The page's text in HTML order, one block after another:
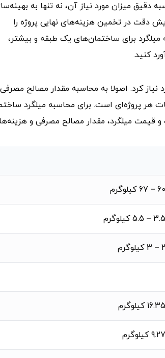
میزان مورد نیاز آن، نه تنها به
دقت در تخمین هزینه‌های نهایی پروژه را
میلگرد برای ساختمان‌های یک طبقه و بیشتر،
کنید.
نیاز کرد. اصولا به محاسبه مقدار مصالح مصرفی
هر پروژه‌ای است. برای محاسبه میلگرد
و قیمت میلگرد، مقدار مصالح مصرفی و هزینه‌ها
60 – 67 کیلوگرم
3.5 – 5.5 کیلوگرم
2 – 3 کیلوگرم
16.35 کیلوگرم
9.27 کیلوگرم